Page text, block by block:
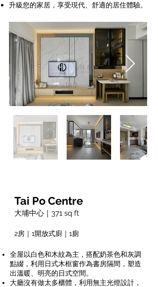
升級您的家居，享受現代、舒適的居住體驗。
Tai Po Centre
大埔中心｜371 sq ft
2房｜1開放式廚｜1廁
全屋以白色和木紋為主，搭配奶茶色和灰調
點綴，利用日式木框窗作為書房隔間，塑造
出溫暖、明亮的日式空間。
大廳沒有做太多櫃體，利用無主光燈設計，